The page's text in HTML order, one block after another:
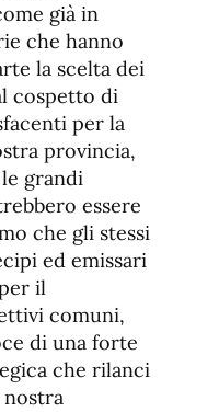
già in
che hanno
la scelta dei
cospetto di
per la
provincia,
grandi
essere
che gli stessi
ed emissari
il
comuni,
di una forte
che rilanci